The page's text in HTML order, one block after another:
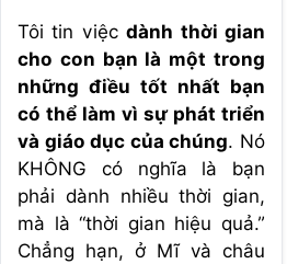
Tôi tin việcdành thời gian
cho con bạn là một trong
những điều tốt nhất bạn
có thể làm vì sự phát triển
và giáo dục của chúng. Nó
KHÔNG có nghĩa là bạn
phải dành nhiều thời gian,
mà là “thời gian hiệu quả.”
Chẳng hạn, ở Mĩ và châu